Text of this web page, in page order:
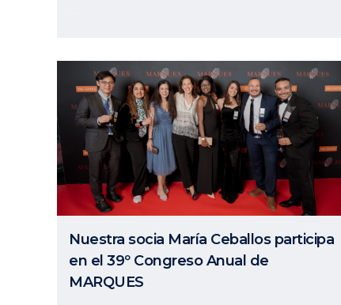
Nuestra socia María Ceballos participa
en el 39º Congreso Anual de
MARQUES